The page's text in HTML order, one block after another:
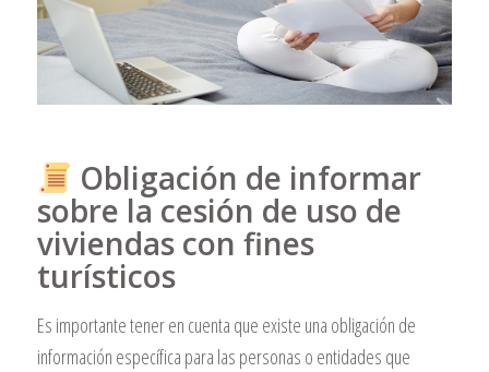
Obligación de informar
sobre la cesión de uso de
viviendas con fines
turísticos
Es importante tener en cuenta que existe una obligación de
información específica para las personas o entidades que